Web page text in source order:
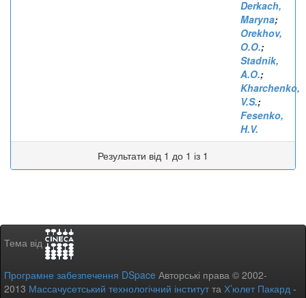
Derkach,
Maryna;
Orekhov,
O.O.;
Stadnik,
A.O.;
Kharchenko,
V.S.;
Fesenko,
H.V.
Результати від 1 до 1 із 1
Тема від
Програмне забезпечення DSpace Авторські права © 2002-
2013 Массачусетський технологічний інститутта Х’юлет Пакард -